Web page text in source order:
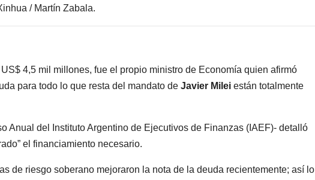
/ Martín Zabala.
4,5 mil millones, fue el propio ministro de Economía quien afirmó
para todo lo que resta del mandato de Javier Milei están totalmente
Anual del Instituto Argentino de Ejecutivos de Finanzas (IAEF)- detalló
el financiamiento necesario.
de riesgo soberano mejoraron la nota de la deuda recientemente; así lo